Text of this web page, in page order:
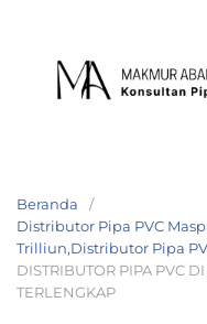
Beranda
Distributor Pipa PVC
Trilliun,Distributor Pipa
DISTRIBUTOR PIPA PVC
TERLENGKAP